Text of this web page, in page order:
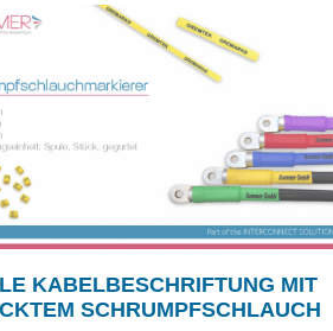
KABELBESCHRIFTUNG MIT
SCHRUMPFSCHLAUCH